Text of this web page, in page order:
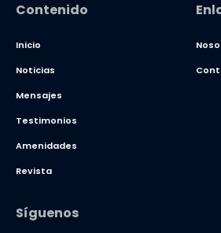
Contenido
Inicio
Noticias
Mensajes
Testimonios
Amenidades
Revista
Síguenos